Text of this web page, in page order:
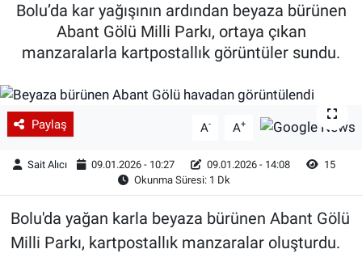
Bolu’da kar yağışının ardından beyaza bürünen
Abant Gölü Milli Parkı, ortaya çıkan
manzaralarla kartpostallık görüntüler sundu.
Paylaş A- A+
Sait Alıcı 09.01.2026 - 10:27 09.01.2026 - 14:08
15
Okunma Süresi: 1 Dk
Bolu'da yağan karla beyaza bürünen Abant Gölü
Milli Parkı, kartpostallık manzaralar oluşturdu.